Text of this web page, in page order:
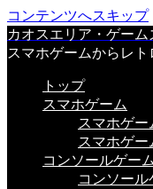
コンテンツへスキップ
カオスエリア・ゲーム
スマホゲームからレ
トップ
スマホゲーム
スマホゲー
スマホゲー
コンソールゲーム
コンソール